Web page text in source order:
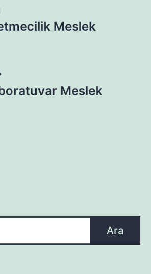
Meslek
Meslek
Ara